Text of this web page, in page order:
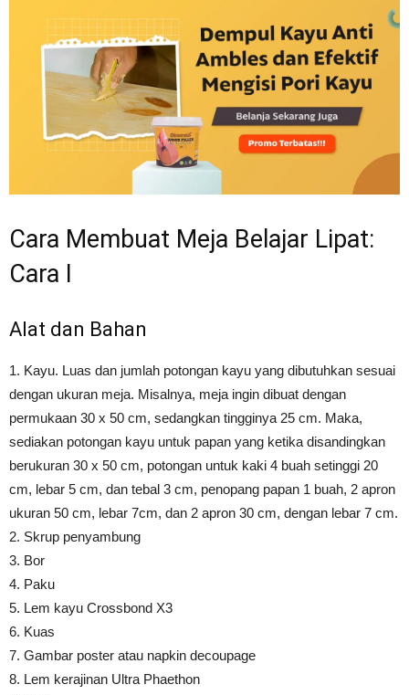
Cara Membuat Meja Belajar Lipat:
Cara I
Alat dan Bahan
1. Kayu. Luas dan jumlah potongan kayu yang dibutuhkan sesuai
dengan ukuran meja. Misalnya, meja ingin dibuat dengan
permukaan 30 x 50 cm, sedangkan tingginya 25 cm. Maka,
sediakan potongan kayu untuk papan yang ketika disandingkan
berukuran 30 x 50 cm, potongan untuk kaki 4 buah setinggi 20
cm, lebar 5 cm, dan tebal 3 cm, penopang papan 1 buah, 2 apron
ukuran 50 cm, lebar 7cm, dan 2 apron 30 cm, dengan lebar 7 cm.
2. Skrup penyambung
3. Bor
4. Paku
5. Lem kayu Crossbond X3
6. Kuas
7. Gambar poster atau napkin decoupage
8. Lem kerajinan Ultra Phaethon